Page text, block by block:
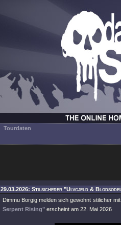
Tourdaten
29.03.2026: Stilsicherer "Ulvgjeld &
Dimmu Borgig melden sich gewohnt stilicher
Serpent Rising" erscheint am 22. Mai 2026